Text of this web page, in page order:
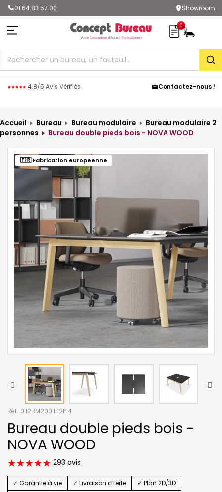
01.64.83.57.00 Showroom
0
4.8/5 Avis Vérifiés Contactez-nous !
Accueil Bureau Bureau modulaire
Bureau modulaire 2
personnes
Bureau double pieds bois - NOVA WOOD
Réf.: 0112BM20011L12P14
Bureau double pieds bois -
NOVA WOOD
293 avis
✓ Garantie à vie ✓ Livraison offerte
✓ Plan 2D/3D